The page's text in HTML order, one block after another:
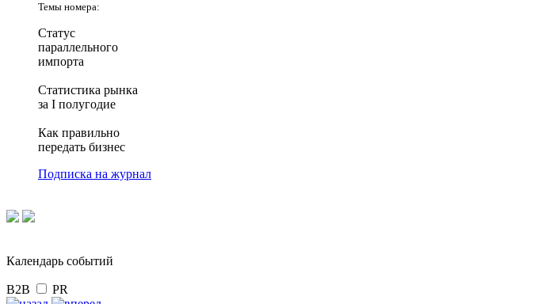
Темы номера:
Статус
параллельного
импорта
Статистика рынка
за I полугодие
Как правильно
передать бизнес
Подписка на журнал
Календарь событий
B2B PR